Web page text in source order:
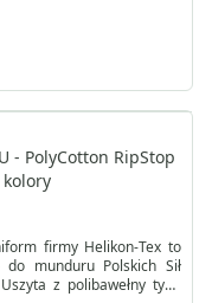
ramionach pozwala na
warunkach.
- PolyCotton RipStop
firmy Helikon-Tex to
do munduru Polskich Sił
z polibawełny typu